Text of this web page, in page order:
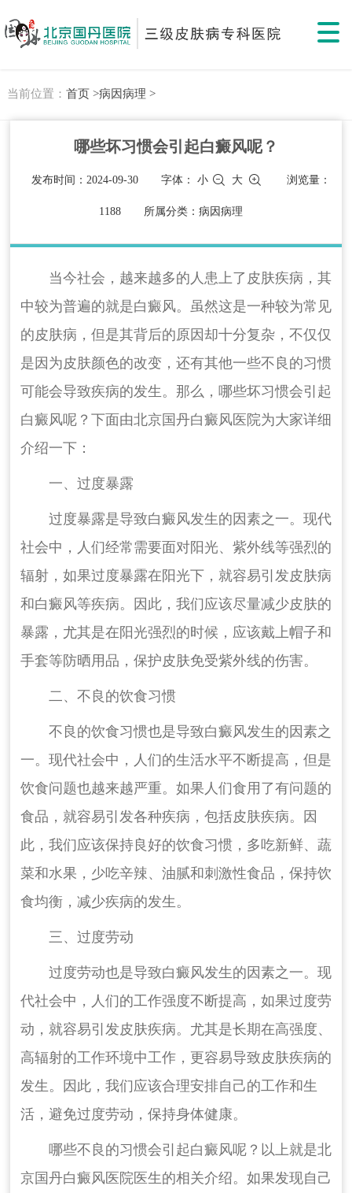
当前位置： 首页 >病因病理 >
哪些坏习惯会引起白癜风呢？
发布时间：2024-09-30 字体：小 大 浏览量：
1188 所属分类：病因病理
当今社会，越来越多的人患上了皮肤疾病，其
中较为普遍的就是白癜风。虽然这是一种较为常见
的皮肤病，但是其背后的原因却十分复杂，不仅仅
是因为皮肤颜色的改变，还有其他一些不良的习惯
可能会导致疾病的发生。那么，哪些坏习惯会引起
白癜风呢？下面由北京国丹白癜风医院为大家详细
介绍一下：
一、过度暴露
过度暴露是导致白癜风发生的因素之一。现代
社会中，人们经常需要面对阳光、紫外线等强烈的
辐射，如果过度暴露在阳光下，就容易引发皮肤病
和白癜风等疾病。因此，我们应该尽量减少皮肤的
暴露，尤其是在阳光强烈的时候，应该戴上帽子和
手套等防晒用品，保护皮肤免受紫外线的伤害。
二、不良的饮食习惯
不良的饮食习惯也是导致白癜风发生的因素之
一。现代社会中，人们的生活水平不断提高，但是
饮食问题也越来越严重。如果人们食用了有问题的
食品，就容易引发各种疾病，包括皮肤疾病。因
此，我们应该保持良好的饮食习惯，多吃新鲜、蔬
菜和水果，少吃辛辣、油腻和刺激性食品，保持饮
食均衡，减少疾病的发生。
三、过度劳动
过度劳动也是导致白癜风发生的因素之一。现
代社会中，人们的工作强度不断提高，如果过度劳
动，就容易引发皮肤疾病。尤其是长期在高强度、
高辐射的工作环境中工作，更容易导致皮肤疾病的
发生。因此，我们应该合理安排自己的工作和生
活，避免过度劳动，保持身体健康。
哪些不良的习惯会引起白癜风呢？以上就是北
京国丹白癜风医院医生的相关介绍。如果发现自己